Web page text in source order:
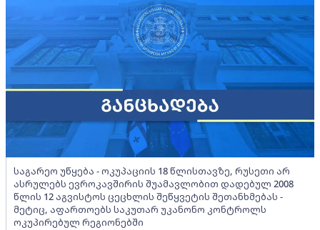
საგარეო უწყება - ოკუპაციის 18 წლისთავზე, რუსეთი არ
ასრულებს ევროკავშირის შუამავლობით დადებულ 2008
წლის 12 აგვისტოს ცეცხლის შეწყვეტის შეთანხმებას -
მეტიც, აფართოებს საკუთარ უკანონო კონტროლს
ოკუპირებულ რეგიონებში